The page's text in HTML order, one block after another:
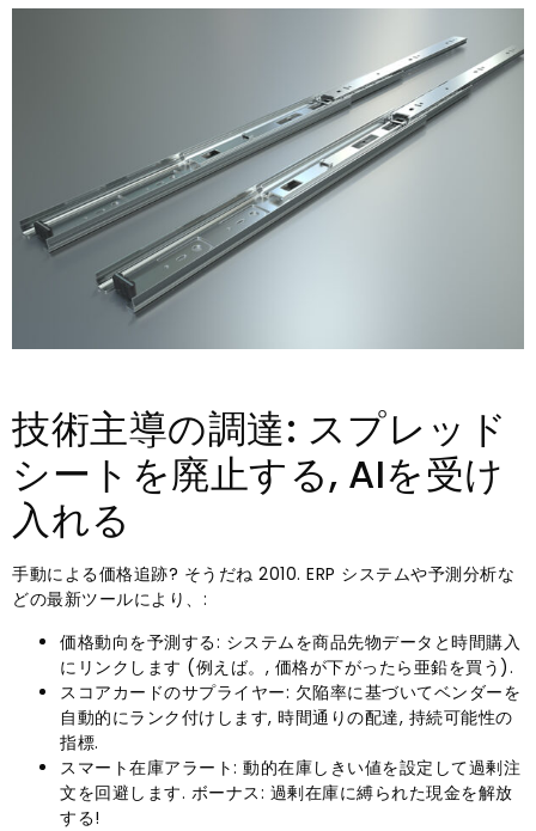
技術主導の調達: スプレッド
シートを廃止する, AIを受け
入れる
手動による価格追跡? そうだね 2010. ERP システムや予測分析な
どの最新ツールにより、:
価格動向を予測する: システムを商品先物データと時間購入
にリンクします (例えば。, 価格が下がったら亜鉛を買う).
スコアカードのサプライヤー: 欠陥率に基づいてベンダーを
自動的にランク付けします, 時間通りの配達, 持続可能性の
指標.
スマート在庫アラート: 動的在庫しきい値を設定して過剰注
文を回避します. ボーナス: 過剰在庫に縛られた現金を解放
する!